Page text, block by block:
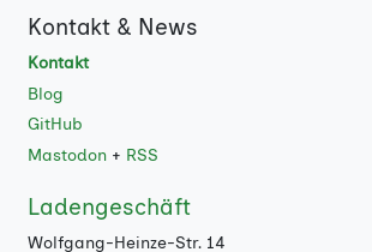
Kontakt & News
Kontakt
Blog
GitHub
Mastodon+ RSS
Ladengeschäft
Wolfgang-Heinze-Str. 14